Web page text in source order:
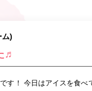
ム)
♬
す！ 今日はアイスを食べ